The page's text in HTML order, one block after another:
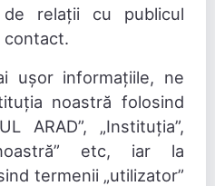
relații cu publicul
contact.
ușor informațiile, ne
noastră folosind
ARAD”, „Instituția”,
etc, iar la
termenii „utilizator”